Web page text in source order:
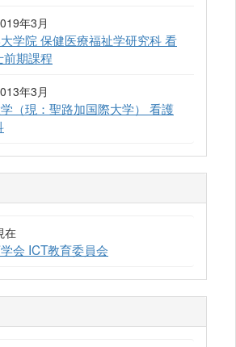
年3月
学院 保健医療福祉学研究科 看
期課程
年3月
（現：聖路加国際大学） 看護
在
会 ICT教育委員会